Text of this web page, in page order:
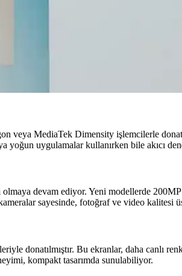
Detaylı Bilgi
veya MediaTek Dimensity işlemcilerle
uygulamalar kullanırken bile akıcı
devam ediyor. Yeni modellerde
sayesinde, fotoğraf ve video kalitesi
donatılmıştır. Bu ekranlar, daha canlı
kompakt tasarımda sunulabiliyor.